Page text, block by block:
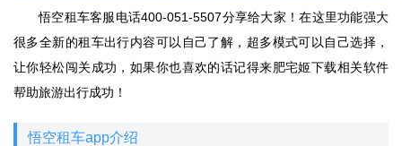
悟空租车客服电话400-051-5507分享给大家！在这里功能强大
很多全新的租车出行内容可以自己了解，超多模式可以自己选择，
让你轻松闯关成功，如果你也喜欢的话记得来肥宅姬下载相关软件
帮助旅游出行成功！
悟空租车app介绍